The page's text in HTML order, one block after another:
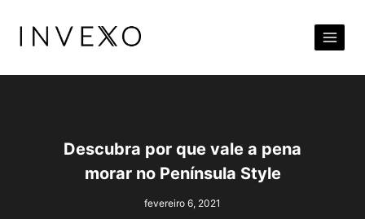
para
Conteúdo
Descubra por que vale a pena
morar no Península Style
fevereiro 6, 2021